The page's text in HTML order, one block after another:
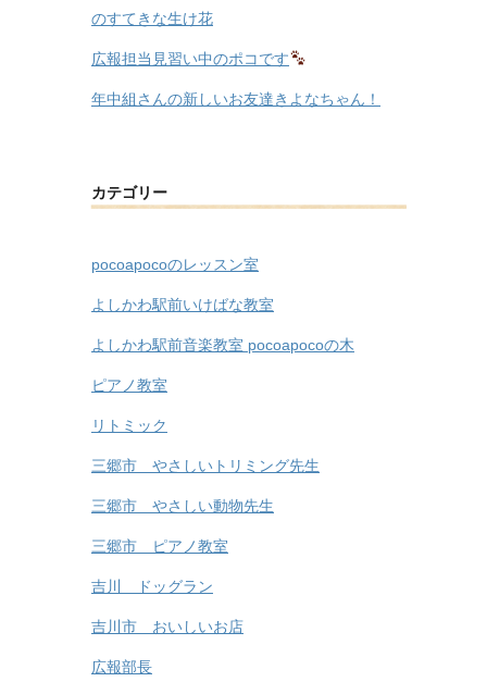
のすてきな生け花
広報担当見習い中のポコです
年中組さんの新しいお友達きよなちゃん！
カテゴリー
pocoapocoのレッスン室
よしかわ駅前いけばな教室
よしかわ駅前音楽教室 pocoapocoの木
ピアノ教室
リトミック
三郷市 やさしいトリミング先生
三郷市 やさしい動物先生
三郷市 ピアノ教室
吉川 ドッグラン
吉川市 おいしいお店
広報部長